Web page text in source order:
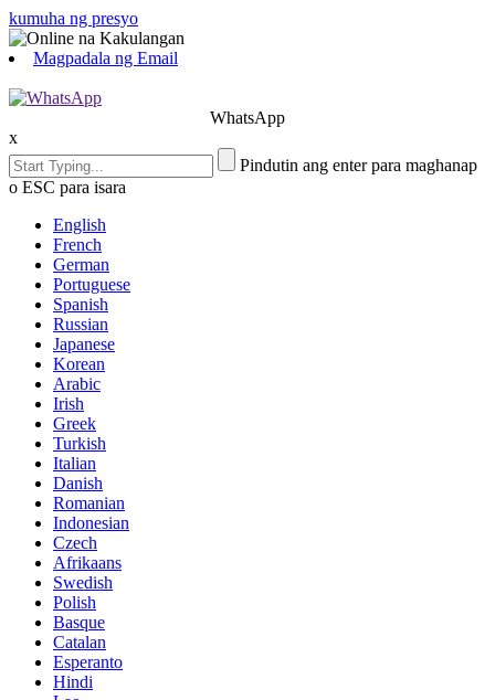
kumuha ng presyo
Magpadala ng Email
WhatsApp
x
Pindutin ang enter para maghanap
o ESC para isara
English
French
German
Portuguese
Spanish
Russian
Japanese
Korean
Arabic
Irish
Greek
Turkish
Italian
Danish
Romanian
Indonesian
Czech
Afrikaans
Swedish
Polish
Basque
Catalan
Esperanto
Hindi